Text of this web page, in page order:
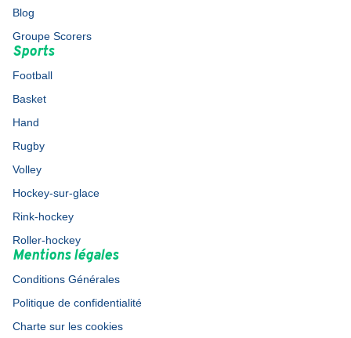
Blog
Groupe Scorers
Sports
Football
Basket
Hand
Rugby
Volley
Hockey-sur-glace
Rink-hockey
Roller-hockey
Mentions légales
Conditions Générales
Politique de confidentialité
Charte sur les cookies